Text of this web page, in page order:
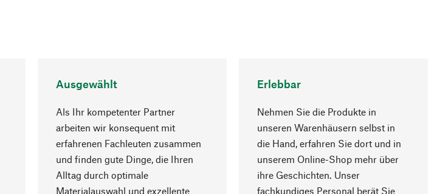
Ausgewählt
Als Ihr kompetenter Partner
arbeiten wir konsequent mit
erfahrenen Fachleuten zusammen
und finden gute Dinge, die Ihren
Alltag durch optimale
Materialauswahl und exzellente
Erlebbar
Nehmen Sie die Produkte in
unseren Warenhäusern selbst in
die Hand, erfahren Sie dort und in
unserem Online-Shop mehr über
ihre Geschichten. Unser
fachkundiges Personal berät Sie